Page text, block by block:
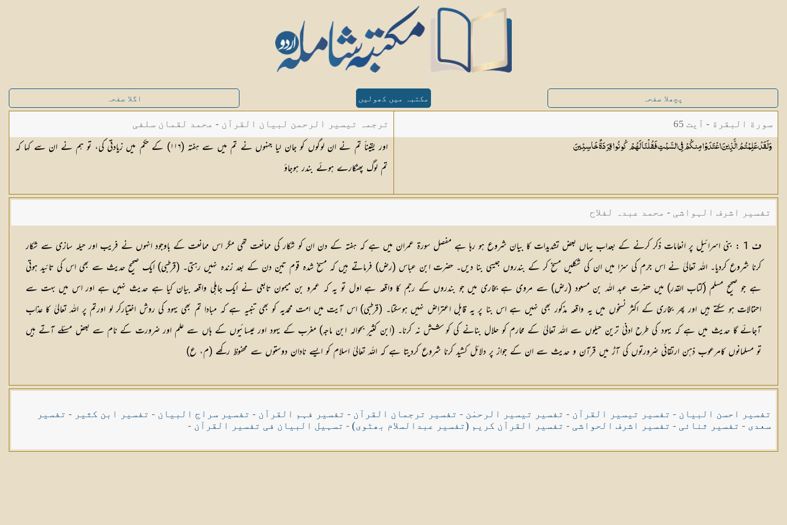
پچھلا صفحہ مکتبہ میں کھولیں اگلا صفحہ
سورة البقرة - آیت 65
وَلَقَدْ عَلِمْتُمُ الَّذِينَ اعْتَدَوْا مِنكُمْ فِي السَّبْتِ فَقُلْنَا لَهُمْ كُونُوا قِرَدَةًخَاسِئِينَ
ترجمہ تیسیر الرحمن لبیان القرآن - محمد لقمان سلفی
اور یقیناً تم نے ان لوگوں کو جان لیا جنہوں نے تم میں سے ہفتہ (١١٦) کے حکم میں زیادتی کی، تو ہم نے ان سے کہا کہ
تم لوگ پھٹکارے ہوئے بندر ہوجاؤ
تفسیر اشرف الہواشی - محمد عبدہ لفلاح
ف 1 : بنی اسرائیل پر انعامات ذکر کرنے کے بعداب یہاں بعض تشدیدات کا بیان شروع ہو رہا ہے مفصل سورۃ عمران میں ہے کہ ہفتہ کے دن ان کو شکار کی ممانعت تھی مگر اس ممانعت کے باوجود انہوں نے فریب اور حیلہ سازی سے شکار
کرنا شروع کردیا۔ اللہ تعالیٰ نے اس جرم کی سزا میں ان کی شکلیں مسخ کر کے بندروں جیسی بنا دیں۔ حضرت ابن عباس (رض) فرماتے ہیں کہ مسخ شدہ قوم تین دن کے بعد زندہ نہیں رہتی۔ (قرطبی) ایک صحیح حدیث سے بھی اس کی تائید ہوتی
ہے جو صحیح مسلم (کتاب القدر) میں حضرت عبد اللہ بن مسعود (رض) سے مروی ہے بخاری میں جو بندروں کے رجم کا واقعہ ہے اول تو یہ کہ عمرو بن میمون تابعی نے ایک جاہلی واقعہ بیان کیا ہے حدیث نہیں ہے اور اس میں بہت سے
احتمالات ہو سکتے ہیں اور پھر بخاری کے اکثر نسخوں میں یہ واقعہ مذکور بھی نہیں ہے اس بنا پر یہ قابل اعتراض نہیں ہوسکتا۔ (قرطبی) اس آیت میں امت محمدیہ کو بھی تنبیہ ہے کہ مبادا تم بھی یہود کی روش اختیاركر لو اورتم پر اللہ تعالیٰ کا عذاب
آجائے گا حدیث میں ہے کہ یہود کی طرح ادنیٰ ترین حیلوں سے اللہ تعالیٰ کے محارم کو حلال بنانے کی کو شش نہ کرنا۔ (ابن کثیر بحوالہ ابن ماجہ) مغرب کے یہود اور عیسائیوں کے ہاں سے علم اور ضرورت کے نام سے بعض مسئلے آتے ہیں
تو مسلمانوں کامرعوب ذہن ارتقائی ضرورتوں کی آڑ میں قرآن و حدیث سے ان کے جواز پر دلائل کشید کرنا شروع کردیتا ہے کہ اللہ تعالیٰ اسلام کو ایسے نادان دوستوں سے محفوظ رکھے (م، ع)
تفسیر احسن البیان - تفسیر تیسیر القرآن - تفسیر تیسیر الرحمٰن - تفسیر ترجمان القرآن - تفسیر فہم القرآن - تفسیر سراج البیان - تفسیر ابن کثیر - تفسیر
سعدی - تفسیر ثنائی - تفسیر اشرف الحواشی - تفسیر القرآن کریم (تفسیر عبدالسلام بھٹوی) - تسہیل البیان فی تفسیر القرآن -